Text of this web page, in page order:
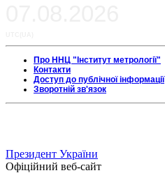
Про ННЦ "Інститут метрології"
Контакти
Доступ до публічної інформації
Зворотній зв'язок
Президент України
Офіційний веб-сайт